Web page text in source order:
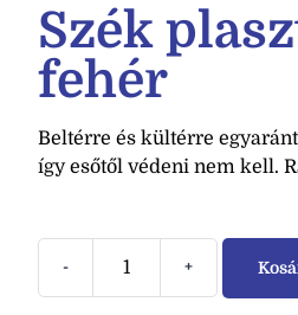
Szék
fehér
Beltérre és kültérre
így esőtől védeni nem kell.
- +